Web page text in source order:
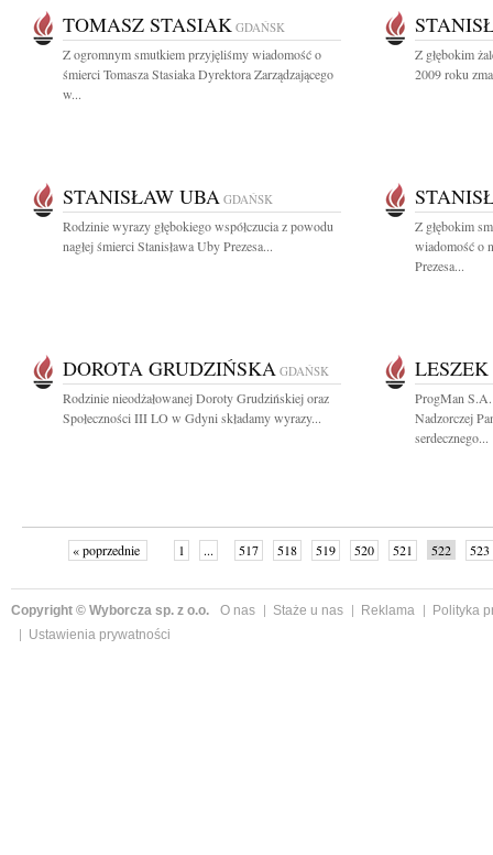
TOMASZ STASIAK GDAŃSK
Z ogromnym smutkiem przyjęliśmy wiadomość o
śmierci Tomasza Stasiaka Dyrektora Zarządzającego
w...
Z głębokim
2009 roku
STANISŁAW UBA GDAŃSK
Rodzinie wyrazy głębokiego współczucia z powodu
nagłej śmierci Stanisława Uby Prezesa...
Z głębokim
wiadomość o
Prezesa...
DOROTA GRUDZIŃSKA GDAŃSK
Rodzinie nieodżałowanej Doroty Grudzińskiej oraz
Społeczności III LO w Gdyni składamy wyrazy...
ProgMan S.A.
Nadzorczej
serdecznego...
« poprzednie 1 ... 517 518 519 520 521 522 523
Copyright © Wyborcza sp. z o.o. O nas Staże u nas Reklama
Polityka
Ustawienia prywatności